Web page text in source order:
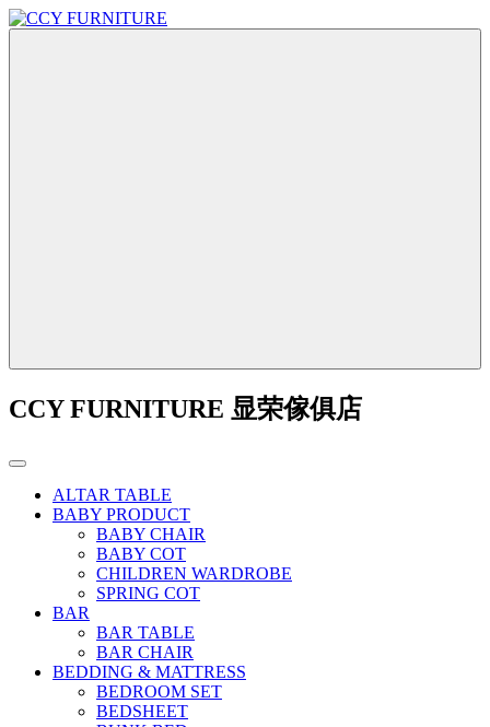
CCY FURNITURE 显荣傢俱店
ALTAR TABLE
BABY PRODUCT
BABY CHAIR
BABY COT
CHILDREN WARDROBE
SPRING COT
BAR
BAR TABLE
BAR CHAIR
BEDDING & MATTRESS
BEDROOM SET
BEDSHEET